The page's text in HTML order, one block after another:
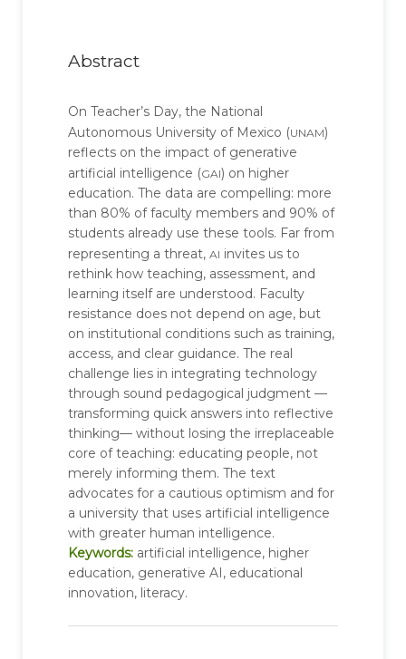
Abstract
On Teacher’s Day, the National
Autonomous University of Mexico (unam)
reflects on the impact of generative
artificial intelligence (gai) on higher
education. The data are compelling: more
than 80% of faculty members and 90% of
students already use these tools. Far from
representing a threat, ai invites us to
rethink how teaching, assessment, and
learning itself are understood. Faculty
resistance does not depend on age, but
on institutional conditions such as training,
access, and clear guidance. The real
challenge lies in integrating technology
through sound pedagogical judgment —
transforming quick answers into reflective
thinking— without losing the irreplaceable
core of teaching: educating people, not
merely informing them. The text
advocates for a cautious optimism and for
a university that uses artificial intelligence
with greater human intelligence.
Keywords: artificial intelligence, higher
education, generative AI, educational
innovation, literacy.